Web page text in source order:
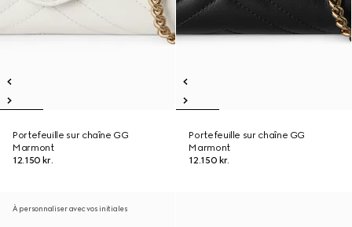
Portefeuille sur chaîne GG
Marmont
12.150 kr.
Portefeuille sur chaîne GG
Marmont
12.150 kr.
À personnaliser avec vos initiales